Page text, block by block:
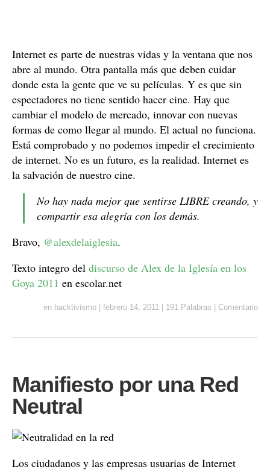
Internet es parte de nuestras vidas y la ventana que nos
abre al mundo. Otra pantalla más que deben cuidar
donde esta la gente que ve su películas. Y es que sin
espectadores no tiene sentido hacer cine. Hay que
cambiar el modelo de mercado, innovar con nuevas
formas de como llegar al mundo. El actual no funciona.
Está comprobado y no podemos impedir el crecimiento
de internet. No es un futuro, es la realidad. Internet es
la salvación de nuestro cine.
No hay nada mejor que sentirse LIBRE creando, y
compartir esa alegría con los demás.
Bravo, @alexdelaiglesia.
Texto integro del discurso de Alex de la Iglesía en los
Goya 2011 en escolar.net
en hacktivismo febrero 14, 2011 191 Palabras Comentario
Manifiesto por una Red
Neutral
Los ciudadanos y las empresas usuarias de Internet